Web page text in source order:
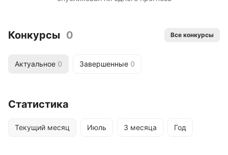
Конкурсы 0 Все конкурсы
Актуальное 0 Завершенные 0
Статистика
Текущий месяц Июль 3 месяца Год